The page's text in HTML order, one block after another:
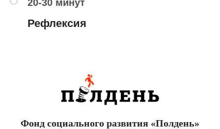
20-30 минут
Рефлексия
Фонд социального развития «Полдень»